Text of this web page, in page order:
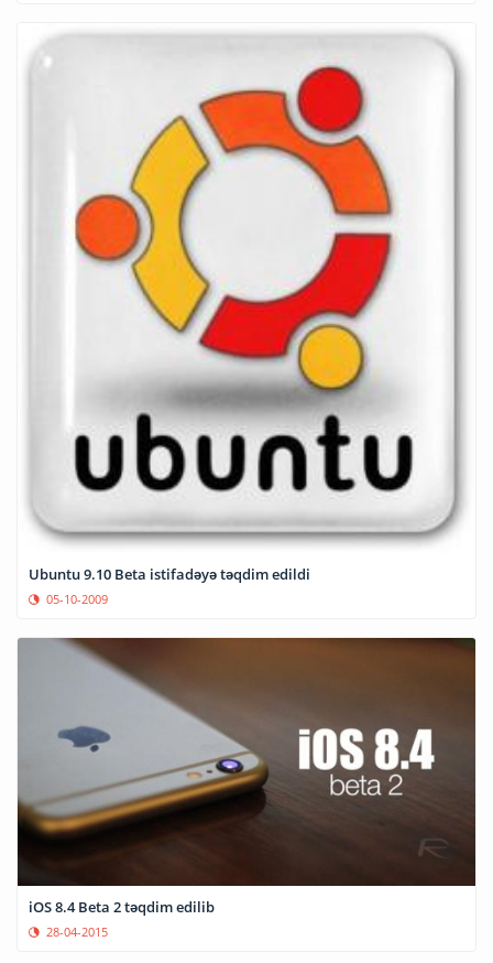
Ubuntu 9.10 Beta istifadəyə təqdim edildi
05-10-2009
iOS 8.4 Beta 2 təqdim edilib
28-04-2015